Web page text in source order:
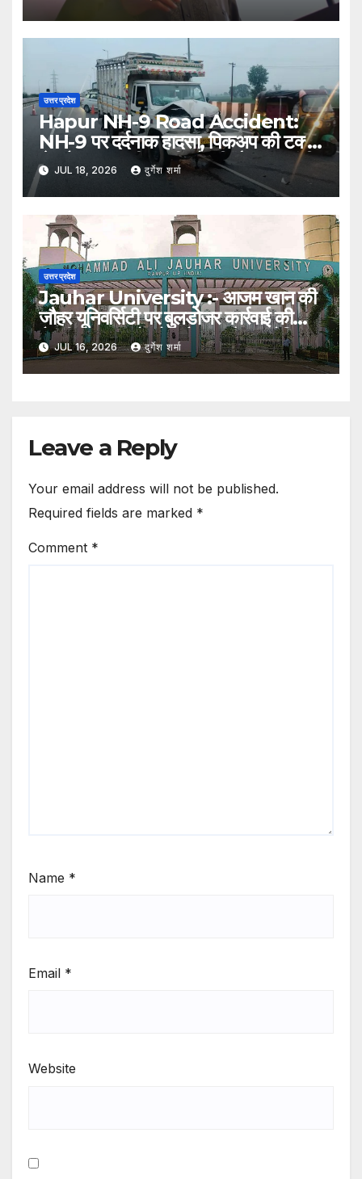
का इस्तेमाल, कम पिलर से बनेगा आधुनिक
इंफ्रास्ट्रक्चर: नितिन गडकरी
उत्तर प्रदेश
Hapur NH-9 Road Accident:
NH-9 पर दर्दनाक हादसा, पिकअप की टक्कर
से ट्रैक्टर-ट्रॉली पलटी; दो की मौत, एक गंभीर
घायल
JUL 18, 2026 दुर्गेश शर्मा
उत्तर प्रदेश
Jauhar University :- आजम खान की
जौहर यूनिवर्सिटी पर बुलडोजर कार्रवाई की
तैयारी, 38 भवनों को अवैध बताते हुए नोटिस
JUL 16, 2026 दुर्गेश शर्मा
Leave a Reply
Your email address will not be published.
Required fields are marked *
Comment *
Name *
Email *
Website